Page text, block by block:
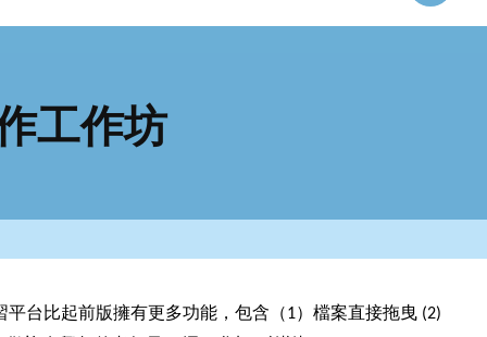
工作坊
平台比起前版擁有更多功能，包含（1）檔案直接拖曳 (2)